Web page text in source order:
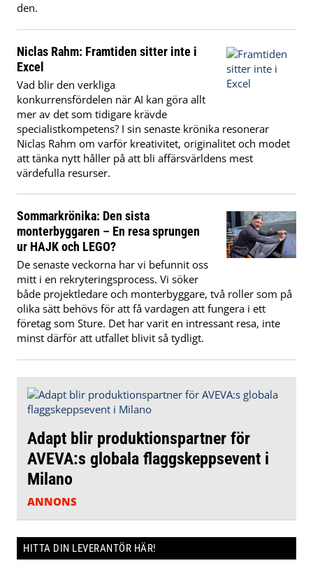
den.
Niclas Rahm: Framtiden sitter inte i
Excel
Vad blir den verkliga
konkurrensfördelen när AI kan göra allt
mer av det som tidigare krävde
specialistkompetens? I sin senaste krönika resonerar
Niclas Rahm om varför kreativitet, originalitet och modet
att tänka nytt håller på att bli affärsvärldens mest
värdefulla resurser.
Sommarkrönika: Den sista
monterbyggaren – En resa sprungen
ur HAJK och LEGO?
De senaste veckorna har vi befunnit oss
mitt i en rekryteringsprocess. Vi söker
både projektledare och monterbyggare, två roller som på
olika sätt behövs för att få vardagen att fungera i ett
företag som Sture. Det har varit en intressant resa, inte
minst därför att utfallet blivit så tydligt.
Adapt blir produktionspartner för
AVEVA:s globala flaggskeppsevent i
Milano
ANNONS
HITTA DIN LEVERANTÖR HÄR!